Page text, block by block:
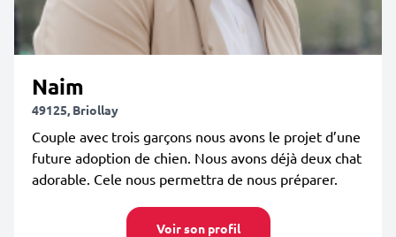
Naim
49125, Briollay
Couple avec trois garçons nous avons le projet d’une
future adoption de chien. Nous avons déjà deux chat
adorable. Cele nous permettra de nous préparer.
Voir son profil